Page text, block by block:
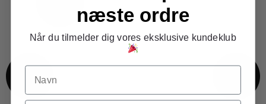
næste ordre
Når du tilmelder dig vores eksklusive kundeklub
Navn